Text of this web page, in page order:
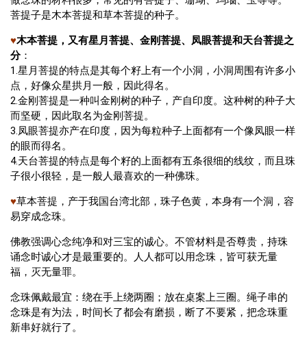
菩提子是木本菩提和草本菩提的种子。
♥木本菩提，又有星月菩提、金刚菩提、凤眼菩提和天台菩提之
分：
1.星月菩提的特点是其每个籽上有一个小洞，小洞周围有许多小
点，好像众星拱月一般，因此得名。
2.金刚菩提是一种叫金刚树的种子，产自印度。这种树的种子大
而坚硬，因此取名为金刚菩提。
3.凤眼菩提亦产在印度，因为每粒种子上面都有一个像凤眼一样
的眼而得名。
4.天台菩提的特点是每个籽的上面都有五条很细的线纹，而且珠
子很小很轻，是一般人最喜欢的一种佛珠。
♥草本菩提，产于我国台湾北部，珠子色黄，本身有一个洞，容
易穿成念珠。
佛教强调心念纯净和对三宝的诚心。不管材料是否尊贵，持珠
诵念时诚心才是最重要的。人人都可以用念珠，皆可获无量
福，灭无量罪。
念珠佩戴最宜：绕在手上绕两圈；放在桌案上三圈。绳子串的
念珠是有为法，时间长了都会有磨损，断了不要紧，把念珠重
新串好就行了。